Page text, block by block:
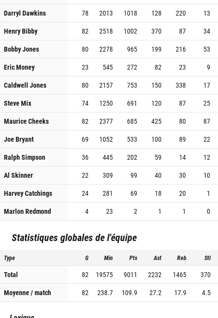
Darryl Dawkins
78 2013 1018 128 220
13
Henry Bibby
82 2518 1002 370 87
34
Bobby Jones
80 2278 965 199 216
53
Eric Money
23 545 272 82 23
9
Caldwell Jones
80 2157 753 150 338
17
Steve Mix
74 1250 691 120 87
25
Maurice Cheeks
82 2377 685 425 80
87
Joe Bryant
69 1052 533 100 89
22
Ralph Simpson
36 445 202 59 14
12
Al Skinner
22 309 99 40 30
10
Harvey Catchings
24 281 69 18 20
1
Marlon Redmond
4 23 2 1 1 0
Statistiques globales de l'équipe
Type G Min Pts Ast Reb Stl
Total 82 19575 9011 2232 1465
370
Moyenne / match
82 238.7 109.9 27.2 17.9 4.5